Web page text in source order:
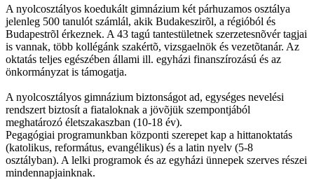
A nyolcosztályos koedukált gimnázium két párhuzamos osztálya
jelenleg 500 tanulót számlál, akik Budakeszirõl, a régióból és
Budapestrõl érkeznek. A 43 tagú tantestületnek szerzetesnõvér tagjai
is vannak, több kollégánk szakértõ, vizsgaelnök és vezetõtanár. Az
oktatás teljes egészében állami ill. egyházi finanszírozású és az
önkormányzat is támogatja.
A nyolcosztályos gimnázium biztonságot ad, egységes nevelési
rendszert biztosít a fiataloknak a jövõjük szempontjából
meghatározó életszakaszban (10-18 év).
Pegagógiai programunkban központi szerepet kap a hittanoktatás
(katolikus, református, evangélikus) és a latin nyelv (5-8
osztályban). A lelki programok és az egyházi ünnepek szerves részei
mindennapjainknak.